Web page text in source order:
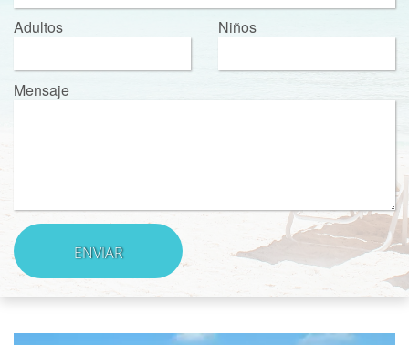
Adultos Niños
Mensaje